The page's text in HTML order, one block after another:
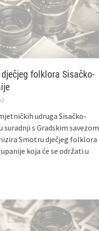
folklora Sisačko-
udruga Sisačko-
suradnji s Gradskim savezom
Smotru dječjeg folklora
koja će se održati u